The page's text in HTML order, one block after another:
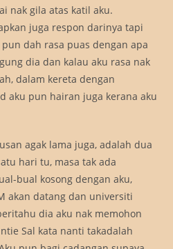
nak gila atas katil aku.
juga respon darinya tapi
dah rasa puas dengan apa
dia dan kalau aku rasa nak
dalam kereta dengan
aku pun hairan juga kerana aku
agak lama juga, adalah dua
hari tu, masa tak ada
bual kosong dengan aku,
akan datang dan universiti
dia aku nak memohon
Sal kata nanti takadalah